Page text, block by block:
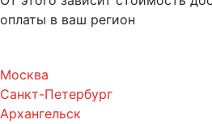
оплаты в ваш регион
Москва
Санкт-Петербург
Архангельск